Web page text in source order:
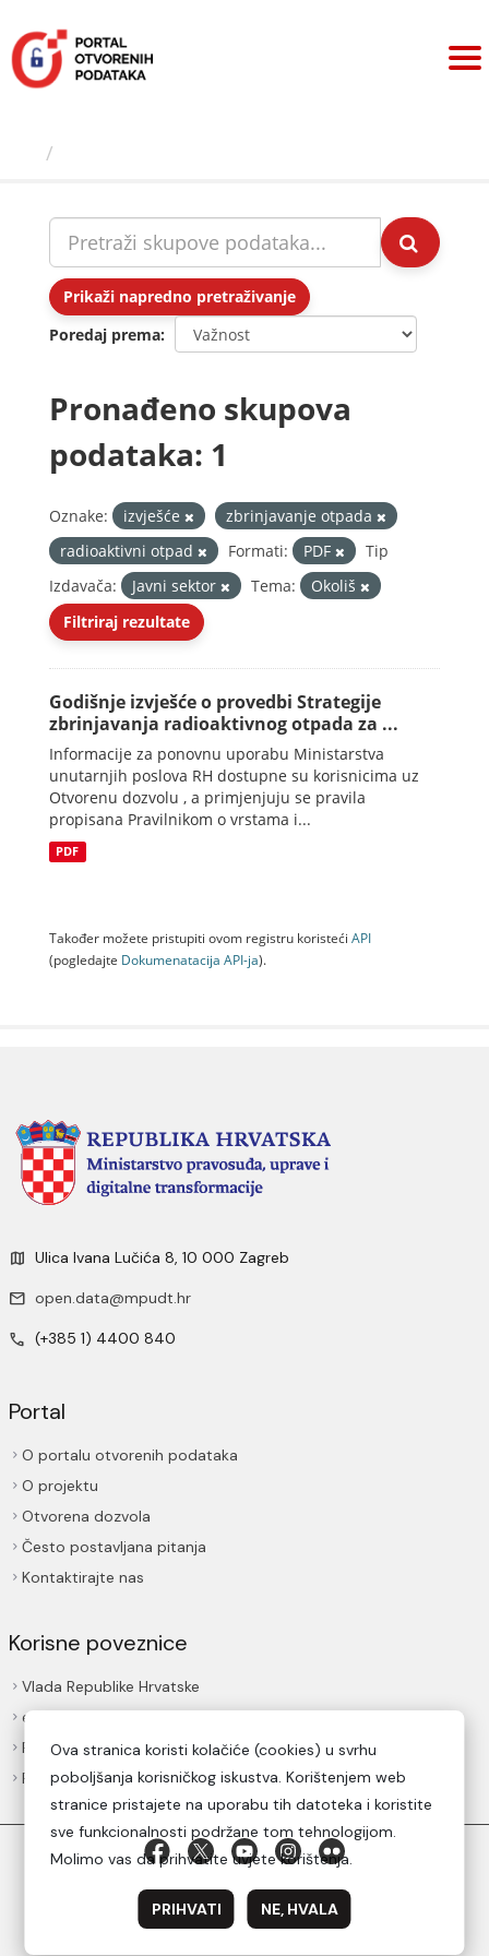
sadržaj
Prikaži napredno pretraživanje
Poredaj prema
Pronađeno skupova
podataka: 1
Oznake: izvješće
zbrinjavanje otpada
radioaktivni otpad
Formati: PDF
Tip
Izdavača:
Javni sektor Tema:
Okoliš
Filtriraj rezultate
Godišnje izvješće o provedbi Strategije
zbrinjavanja radioaktivnog otpada za ...
Informacije za ponovnu uporabu Ministarstva
unutarnjih poslova RH dostupne su korisnicima uz
Otvorenu dozvolu , a primjenjuju se pravila
propisana Pravilnikom o vrstama i...
PDF
Također možete pristupiti ovom registru koristeći API
(pogledajte Dokumenаtаcijа API-jа).